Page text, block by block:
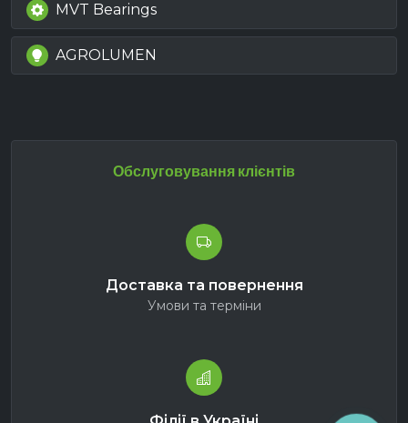
MVT Bearings
AGROLUMEN
Обслуговування клієнтів
Доставка та повернення
Умови та терміни